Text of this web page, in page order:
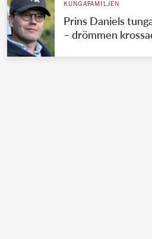
KUNGAFAMILJEN
Prins Daniels
– drömmen